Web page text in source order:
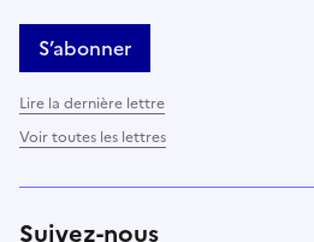
S’abonner
Lire la dernière lettre
Voir toutes les lettres
Suivez-nous